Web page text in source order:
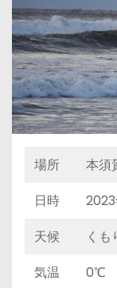
場所
本須
日時
天候
くも
気温
0℃